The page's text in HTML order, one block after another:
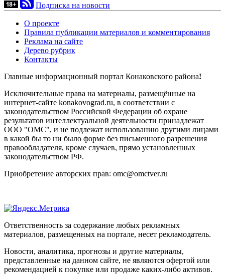
Подписка на новости
О проекте
Правила публикации материалов и комментирования
Реклама на сайте
Дерево рубрик
Контакты
Главные информационный портал Конаковского района!
Исключительные права на материалы, размещённые на
интернет-сайте konakovograd.ru, в соответствии с
законодательством Российской Федерации об охране
результатов интеллектуальной деятельности принадлежат
ООО "ОМС", и не подлежат использованию другими лицами
в какой бы то ни было форме без письменного разрешения
правообладателя, кроме случаев, прямо установленных
законодательством РФ.
Приобретение авторских прав: omc@omctver.ru
Ответственность за содержание любых рекламных
материалов, размещенных на портале, несет рекламодатель.
Новости, аналитика, прогнозы и другие материалы,
представленные на данном сайте, не являются офертой или
рекомендацией к покупке или продаже каких-либо активов.